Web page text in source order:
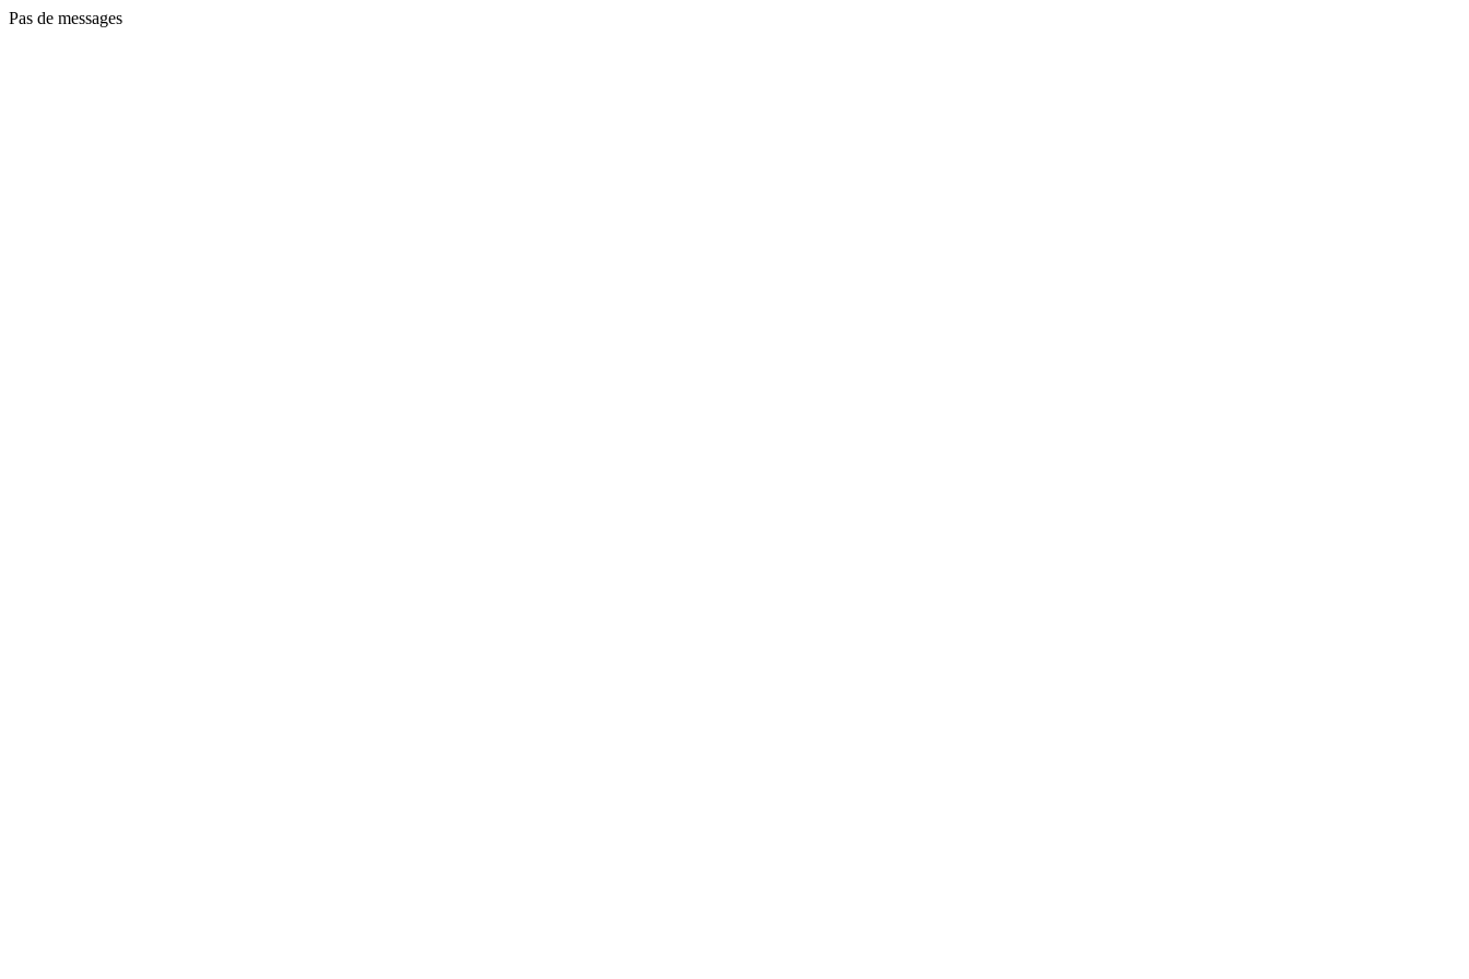
Pas de messages